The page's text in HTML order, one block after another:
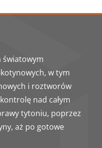
światowym
w tym
i roztworów
nad całym
tytoniu, poprzez
aż po gotowe